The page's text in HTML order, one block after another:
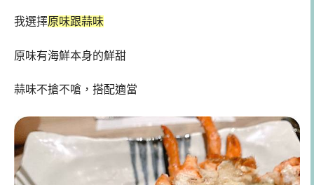
我選擇原味跟蒜味
原味有海鮮本身的鮮甜
蒜味不搶不嗆，搭配適當